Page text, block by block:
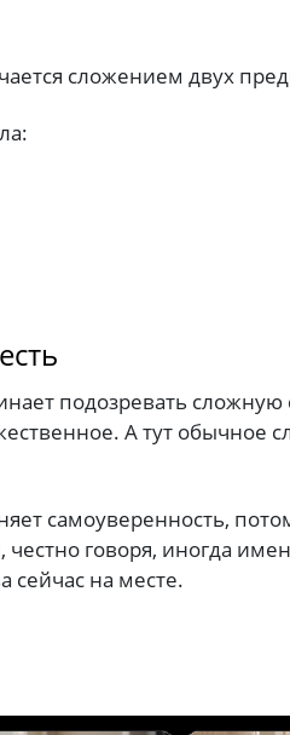
сложением двух
подозревать
А тут обычное
самоуверенность,
говоря, иногда
сейчас на месте.